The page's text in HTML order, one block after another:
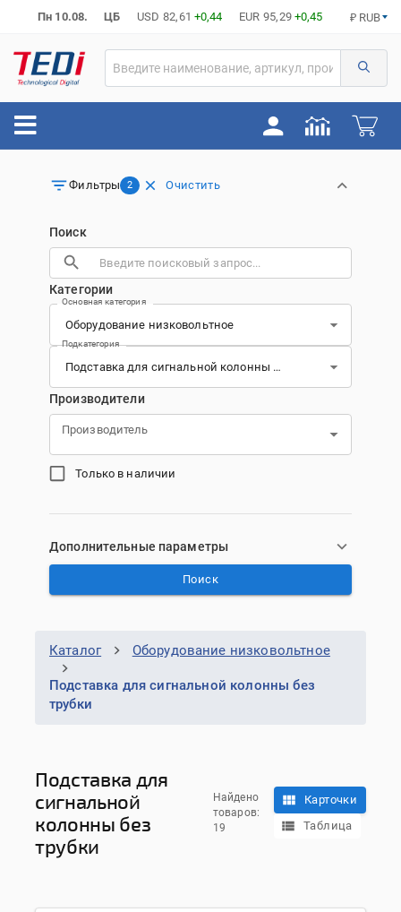
Пн 10.08. ЦБ USD 82,61 +0,44 EUR 95,29 +0,45 ₽ RUB
Фильтры 2 Очистить
Поиск
Категории
Основная категория
Подкатегория
Производители
Производитель
Только в наличии
Дополнительные параметры
Поиск
Каталог Оборудование низковольтное
Подставка для сигнальной колонны без
трубки
Подставка для
сигнальной
колонны без
трубки
Найдено
товаров:
19
Карточки
Таблица